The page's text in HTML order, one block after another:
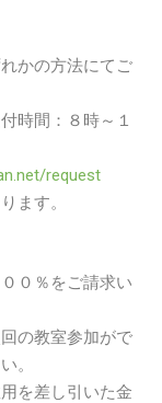
かの方法にてご
時間：８時～１
request
ます。
０％をご請求い
の教室参加がで
。
を差し引いた金